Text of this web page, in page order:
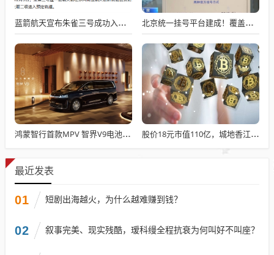
蓝箭航天宣布朱雀三号成功入轨，技术突破五大项，深入排查回收失败原因 北京统一挂号平台建成！覆盖近300家二三甲医院号源
鸿蒙智行首款MPV 智界V9电池信息曝光：WLTC最远续航223km 股价18元市值110亿，城地香江却被查出连续7季财报失真
最近发表
01 短剧出海越火，为什么越难赚到钱？
02 叙事完美、现实残酷，瑷科缦全程抗衰为何叫好不叫座？